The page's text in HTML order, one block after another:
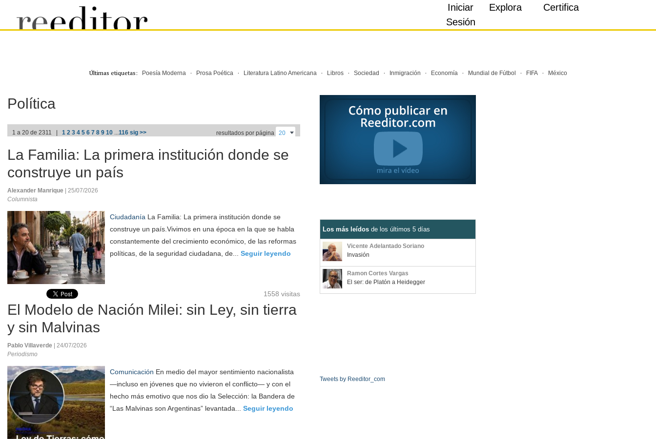
Iniciar
Sesión
Explora Certifica
Últimas etiquetas: Poesía Moderna· Prosa Poética· Literatura Latino Americana· Libros· Sociedad · Inmigración · Economía· Mundial de Fútbol · FIFA· México
Política
1 a 20 de 2311 | 1 2 3 4 5 6 7 8 9 10 ...116 sig >> resultados por página
La Familia: La primera institución donde se
construye un país
Alexander Manrique
| 25/07/2026
Columnista
Ciudadanía La Familia: La primera institución donde se
construye un país.Vivimos en una época en la que se habla
constantemente del crecimiento económico, de las reformas
políticas, de la seguridad ciudadana, de... Seguir leyendo
1558 visitas
El Modelo de Nación Milei: sin Ley, sin tierra
y sin Malvinas
Pablo Villaverde
| 24/07/2026
Periodismo
Comunicación En medio del mayor sentimiento nacionalista
—incluso en jóvenes que no vivieron el conflicto— y con el
hecho más emotivo que nos dio la Selección: la Bandera de
“Las Malvinas son Argentinas” levantada... Seguir leyendo
Los más leídos de los últimos 5 días
Vicente Adelantado Soriano
Invasión
Ramon Cortes Vargas
El ser: de Platón a Heidegger
Tweets by Reeditor_com